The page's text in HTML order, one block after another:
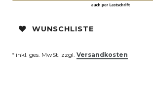
WUNSCHLISTE
* inkl. ges. MwSt. zzgl. Versandkosten